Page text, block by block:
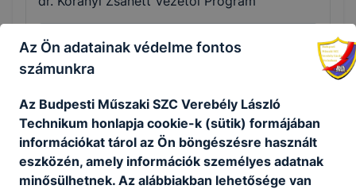
Pályázatok
Csatolt fájlok
Az Ön adatainak védelme fontos
számunkra
Az Budpesti Műszaki SZC Verebély László
Technikum honlapja cookie-k (sütik) formájában
információkat tárol az Ön böngészésre használt
eszközén, amely információk személyes adatnak
minősülhetnek. Az alábbiakban lehetősége van